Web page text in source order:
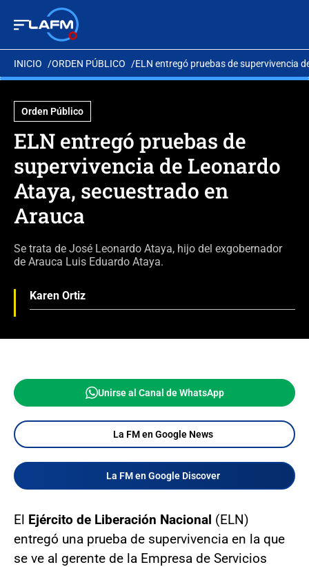
INICIO ORDEN PÚBLICO ELN entregó pruebas de supervivencia
Orden Público
ELN entregó pruebas de
supervivencia de Leonardo
Ataya, secuestrado en
Arauca
Se trata de José Leonardo Ataya, hijo del exgobernador
de Arauca Luis Eduardo Ataya.
Karen Ortiz
Unirse al Canal de WhatsApp
La FM en Google News
La FM en Google Discover
El Ejército de Liberación Nacional (ELN)
entregó una prueba de supervivencia en la que
se ve al gerente de la Empresa de Servicios